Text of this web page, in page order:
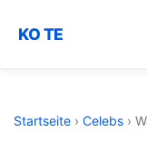
KO TE
Startseite › Celebs ›